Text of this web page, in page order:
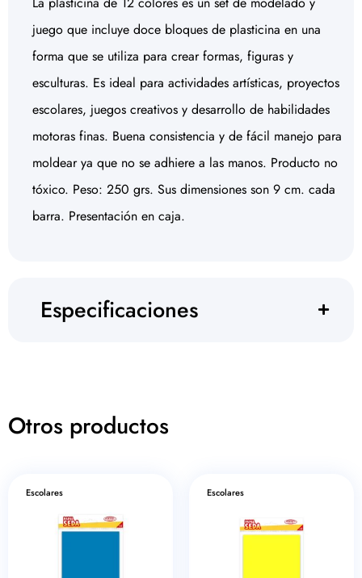
juego que incluye doce bloques de plasticina en una
forma que se utiliza para crear formas, figuras y
esculturas. Es ideal para actividades artísticas, proyectos
escolares, juegos creativos y desarrollo de habilidades
motoras finas. Buena consistencia y de fácil manejo para
moldear ya que no se adhiere a las manos. Producto no
tóxico. Peso: 250 grs. Sus dimensiones son 9 cm. cada
barra. Presentación en caja.
Especificaciones
Otros productos
Escolares Escolares